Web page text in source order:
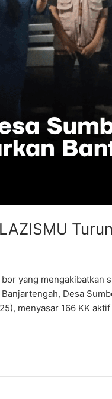
yang
Desa
menyasar 166 KK